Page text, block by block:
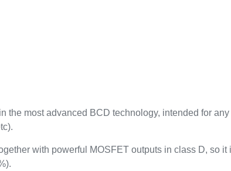
most advanced BCD technology, intended for
with powerful MOSFET outputs in class D, so it